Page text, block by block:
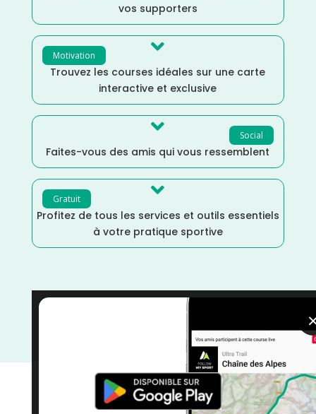
vos supporters
Motivation 
Trouvez les courses idéales sur une carte
interactive et exclusive
Social

Faites-vous des amis qui vous ressemblent
Gratuit 
Profitez de tous les services et outils essentiels
à votre pratique sportive
Distance Faible/Dénivelé
Course à Pied